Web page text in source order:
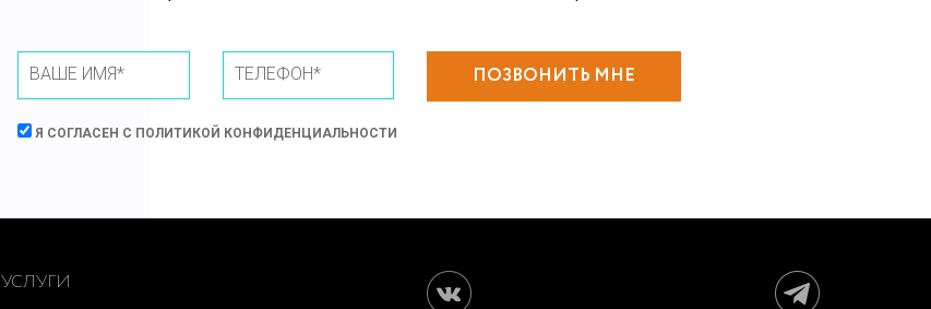
ПОЗВОНИТЬ МНЕ
Я СОГЛАСЕН С ПОЛИТИКОЙ КОНФИДЕНЦИАЛЬНОСТИ
УСЛУГИ